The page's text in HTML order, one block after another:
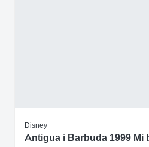
Disney
Antigua i Barbuda 1999 Mi